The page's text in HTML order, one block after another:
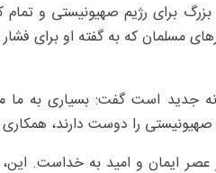
برای رژیم صهیونیستی و
مسلمان که به گفته او برای
جدید است گفت: بسیاری به
صهیونیستی را دوست دارند،
ایمان و امید به خداست. این،